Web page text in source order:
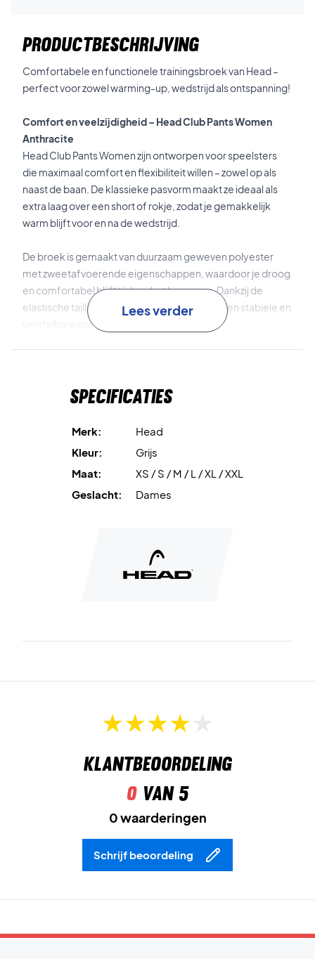
PRODUCTBESCHRIJVING
Comfortabele en functionele trainingsbroek van Head –
perfect voor zowel warming-up, wedstrijd als ontspanning!
Comfort en veelzijdigheid – Head Club Pants Women
Anthracite
Head Club Pants Women zijn ontworpen voor speelsters
die maximaal comfort en flexibiliteit willen – zowel op als
naast de baan. De klassieke pasvorm maakt ze ideaal als
extra laag over een short of rokje, zodat je gemakkelijk
warm blijft voor en na de wedstrijd.
De broek is gemaakt van duurzaam geweven polyester
met zweetafvoerende eigenschappen, waardoor je droog
en comfortabel blijft tijdens het bewegen. Dankzij de
elastische tailleband met koord heb je altijd een stabiele en
verstelbare pasvorm.
Ritsen bij de enkels
maken het eenvoudig om de broek
aan en uit te trekken – zelfs met schoenen aan.
zorgen voor praktische opbergruimte voor
Pants Women vandaag nog!
Lees verder
Specificaties
Merk:
Head
Kleur:
Grijs
Maat:
XS / S / M / L / XL / XXL
Geslacht:
Dames
Klantbeoordeling
0van 5
0 waarderingen
Schrijf beoordeling